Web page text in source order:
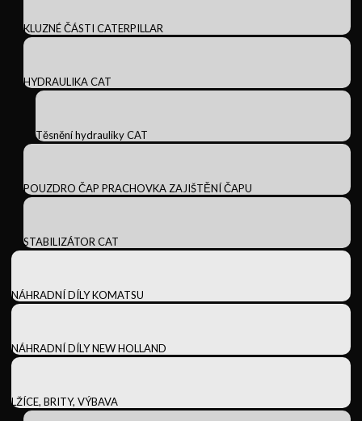
KLUZNÉ ČÁSTI CATERPILLAR
HYDRAULIKA CAT
Těsnění hydrauliky CAT
POUZDRO ČAP PRACHOVKA ZAJIŠTĚNÍ ČAPU
STABILIZÁTOR CAT
NÁHRADNÍ DÍLY KOMATSU
NÁHRADNÍ DÍLY NEW HOLLAND
LŽÍCE, BRITY, VÝBAVA